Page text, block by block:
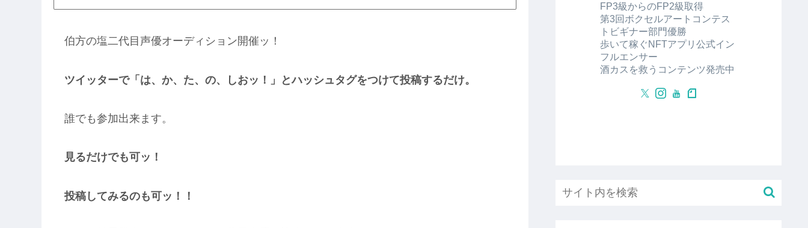
伯方の塩二代目声優オーディション開催ッ！
ツイッターで「は、か、た、の、しおッ！」とハッシュタグをつけて投稿するだけ。
誰でも参加出来ます。
見るだけでも可ッ！
投稿してみるのも可ッ！！
FP3級からのFP2級取得
第3回ボクセルアートコンテス
トビギナー部門優勝
歩いて稼ぐNFTアプリ公式イン
フルエンサー
酒カスを救うコンテンツ発売中